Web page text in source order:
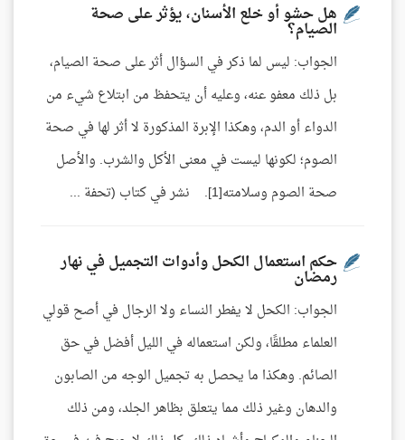
هل حشو أو خلع الأسنان، يؤثر على صحة
الصيام؟
الجواب: ليس لما ذكر في السؤال أثر على صحة الصيام،
بل ذلك معفو عنه، وعليه أن يتحفظ من ابتلاع شيء من
الدواء أو الدم، وهكذا الإبرة المذكورة لا أثر لها في صحة
الصوم؛ لكونها ليست في معنى الأكل والشرب. والأصل
صحة الصوم وسلامته[1]. نشر في كتاب (تحفة ...
حكم استعمال الكحل وأدوات التجميل في نهار
رمضان
الجواب: الكحل لا يفطر النساء ولا الرجال في أصح قولي
العلماء مطلقًا، ولكن استعماله في الليل أفضل في حق
الصائم. وهكذا ما يحصل به تجميل الوجه من الصابون
والدهان وغير ذلك مما يتعلق بظاهر الجلد، ومن ذلك